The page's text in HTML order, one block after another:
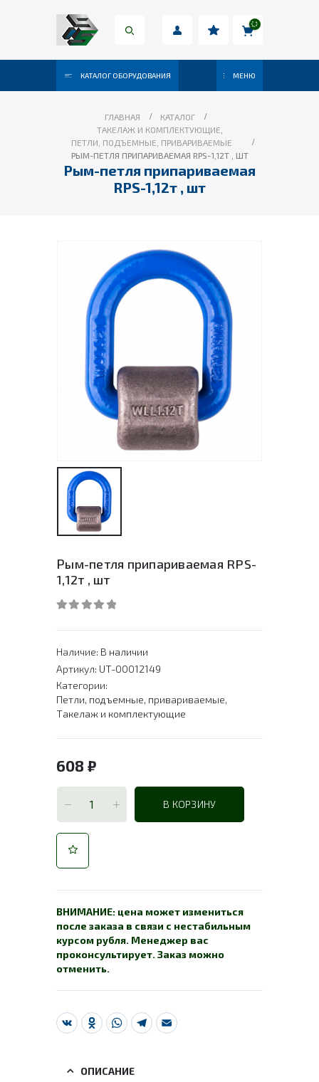
КАТАЛОГ ОБОРУДОВАНИЯ МЕНЮ
ГЛАВНАЯ
КАТАЛОГ
ТАКЕЛАЖ И КОМПЛЕКТУЮЩИЕ
ПЕТЛИ, ПОДЪЕМНЫЕ, ПРИВАРИВАЕМЫЕ
РЫМ-ПЕТЛЯ ПРИПАРИВАЕМАЯ RPS-1,12Т , ШТ
Рым-петля припариваемая
RPS-1,12т , шт
Рым-петля припариваемая RPS-
1,12т , шт
Наличие: В наличии
Артикул: UT-00012149
Категории:
Петли, подъемные, привариваемые,
Такелаж и комплектующие
608 ₽
В КОРЗИНУ
ВНИМАНИЕ: цена может измениться
после заказа в связи с нестабильным
курсом рубля. Менеджер вас
проконсультирует. Заказ можно
отменить.
VK Odnoklassniki
WhatsApp
Telegram
Email
ОПИСАНИЕ